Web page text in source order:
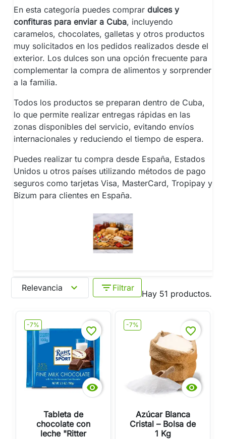
En esta categoría puedes comprar dulces y
confituras para enviar a Cuba, incluyendo
caramelos, chocolates, galletas y otros productos
muy solicitados en los pedidos realizados desde el
exterior. Los dulces son una opción frecuente para
complementar la compra de alimentos y sorprender
a la familia.
Todos los productos se preparan dentro de Cuba,
lo que permite realizar entregas rápidas en las
zonas disponibles del servicio, evitando envíos
internacionales y reduciendo el tiempo de espera.
Puedes realizar tu compra desde España, Estados
Unidos u otros países utilizando métodos de pago
seguros como tarjetas Visa, MasterCard, Tropipay y
Bizum para clientes en España.
Hay 51 productos.
Relevancia expand_more filter_list Filtrar
-7%

favorite_border
Tableta de
chocolate con
leche "Ritter
-7%

favorite_border
Azúcar Blanca
Cristal – Bolsa de
1 Kg